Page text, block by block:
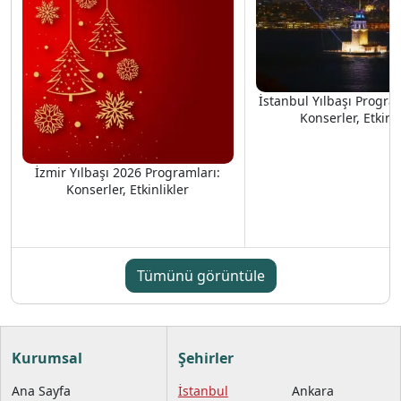
İzmir Yılbaşı 2026 Programları:
Konserler, Etkinlikler
İstanbul Yılbaşı
Konserler,
Tümünü görüntüle
Kurumsal
Ana Sayfa
Şehirler
İstanbul Ankara